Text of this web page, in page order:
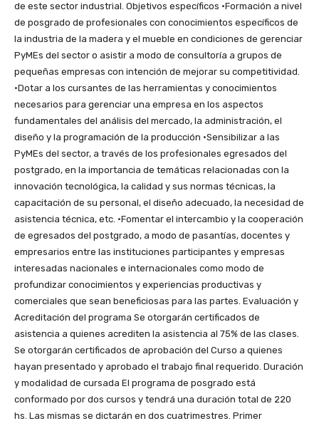
de este sector industrial. Objetivos específicos •Formación a nivel
de posgrado de profesionales con conocimientos específicos de
la industria de la madera y el mueble en condiciones de gerenciar
PyMEs del sector o asistir a modo de consultoría a grupos de
pequeñas empresas con intención de mejorar su competitividad.
•Dotar a los cursantes de las herramientas y conocimientos
necesarios para gerenciar una empresa en los aspectos
fundamentales del análisis del mercado, la administración, el
diseño y la programación de la producción •Sensibilizar a las
PyMEs del sector, a través de los profesionales egresados del
postgrado, en la importancia de temáticas relacionadas con la
innovación tecnológica, la calidad y sus normas técnicas, la
capacitación de su personal, el diseño adecuado, la necesidad de
asistencia técnica, etc. •Fomentar el intercambio y la cooperación
de egresados del postgrado, a modo de pasantías, docentes y
empresarios entre las instituciones participantes y empresas
interesadas nacionales e internacionales como modo de
profundizar conocimientos y experiencias productivas y
comerciales que sean beneficiosas para las partes. Evaluación y
Acreditación del programa Se otorgarán certificados de
asistencia a quienes acrediten la asistencia al 75% de las clases.
Se otorgarán certificados de aprobación del Curso a quienes
hayan presentado y aprobado el trabajo final requerido. Duración
y modalidad de cursada El programa de posgrado está
conformado por dos cursos y tendrá una duración total de 220
hs. Las mismas se dictarán en dos cuatrimestres. Primer